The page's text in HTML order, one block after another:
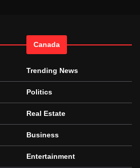
Canada
Trending News
Politics
Real Estate
Business
Entertainment